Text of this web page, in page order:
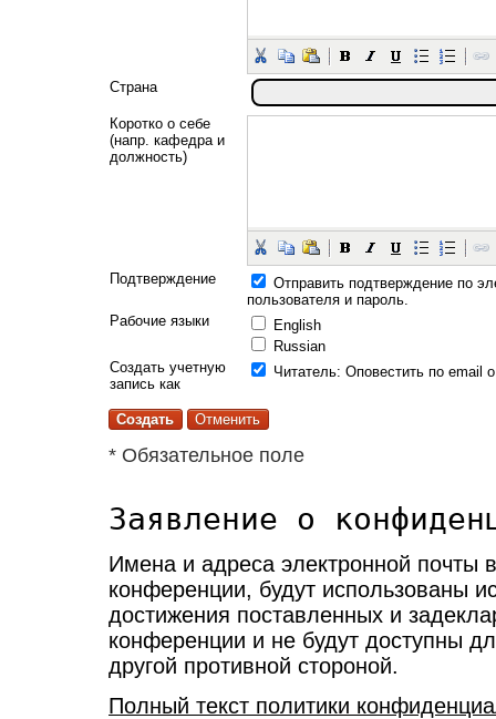
Страна
Коротко о себе
(напр. кафедра и
должность)
Подтверждение
Отправить подтверждение по
пользователя и пароль.
Рабочие языки
English
Russian
Создать учетную
запись как
Читатель: Оповестить по email
* Обязательное поле
Заявление о
Имена и адреса электронной почты
конференции, будут использованы
достижения поставленных и
конференции и не будут доступны
другой противной стороной.
Полный текст политики